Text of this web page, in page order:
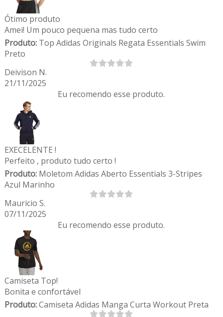
Ótimo produto
Amei! Um pouco pequena mas tudo certo
Produto:Top Adidas Originals Regata Essentials Swim
Preto
Deivison N.
21/11/2025
Eu recomendo esse produto.
EXECELENTE !
Perfeito , produto tudo certo !
Produto:Moletom Adidas Aberto Essentials 3-Stripes
Azul Marinho
Mauricio S.
07/11/2025
Eu recomendo esse produto.
Camiseta Top!
Bonita e confortável
Produto:Camiseta Adidas Manga Curta Workout Preta